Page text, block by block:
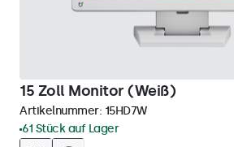
15 Zoll Monitor (Weiß)
Artikelnummer: 15HD7W
61 Stück auf Lager